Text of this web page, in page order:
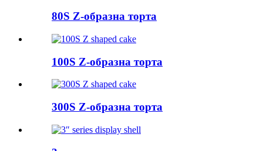
80S Z-образна торта
100S Z-образна торта
300S Z-образна торта